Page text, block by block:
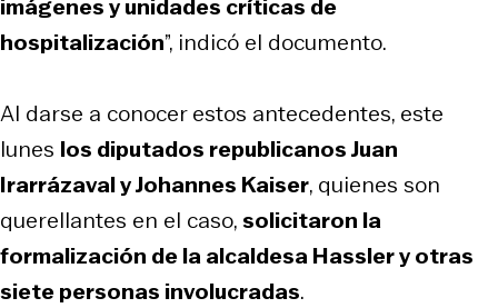
imágenes y unidades críticas de
hospitalización”, indicó el documento.
Al darse a conocer estos antecedentes, este
lunes los diputados republicanos Juan
Irarrázaval y Johannes Kaiser, quienes son
querellantes en el caso,solicitaron la
formalización de la alcaldesa Hassler y otras
siete personas involucradas.